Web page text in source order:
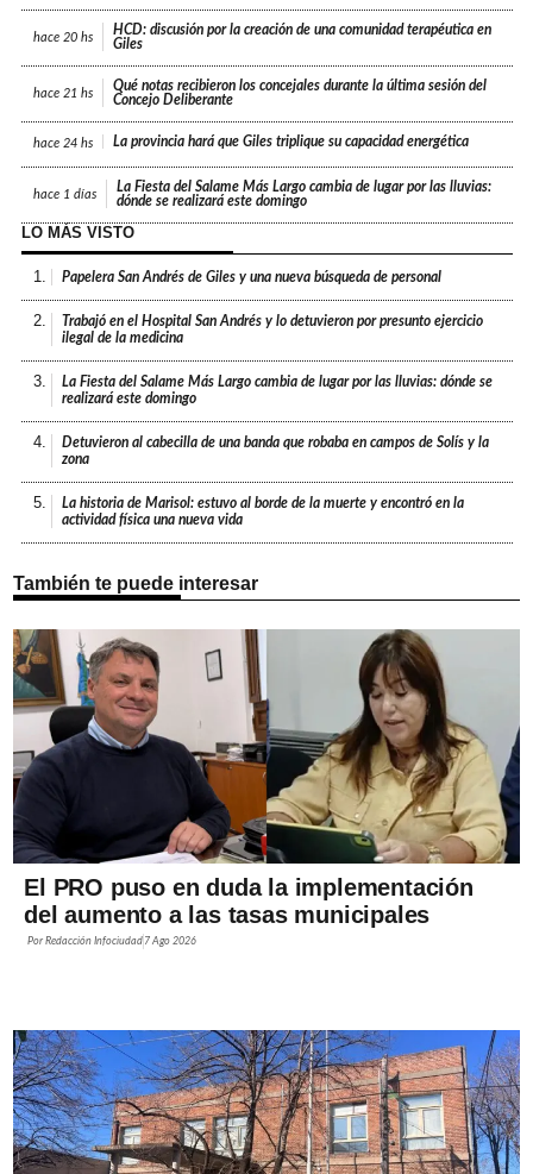
hace 20 hs
HCD: discusión por la creación de una comunidad terapéutica en
Giles
hace 21 hs
Qué notas recibieron los concejales durante la última sesión del
Concejo Deliberante
hace 24 hs La provincia hará que Giles triplique su capacidad energética
hace 1 días
La Fiesta del Salame Más Largo cambia de lugar por las lluvias:
dónde se realizará este domingo
LO MÁS VISTO
1. Papelera San Andrés de Giles y una nueva búsqueda de personal
2.
Trabajó en el Hospital San Andrés y lo detuvieron por presunto ejercicio
ilegal de la medicina
3.
La Fiesta del Salame Más Largo cambia de lugar por las lluvias: dónde se
realizará este domingo
4.
Detuvieron al cabecilla de una banda que robaba en campos de Solís y la
zona
5.
La historia de Marisol: estuvo al borde de la muerte y encontró en la
actividad física una nueva vida
También te puede interesar
El PRO puso en duda la implementación
del aumento a las tasas municipales
PorRedacción Infociudad 7 Ago 2026